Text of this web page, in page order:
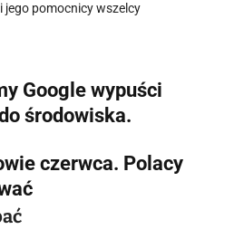
jego pomocnicy wszelcy
Google wypuści
środowiska.
czerwca. Polacy